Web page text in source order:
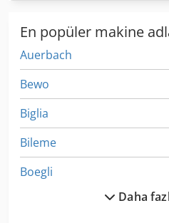
En popüler makine
Auerbach
Bewo
Biglia
Bileme
Boegli
Daha